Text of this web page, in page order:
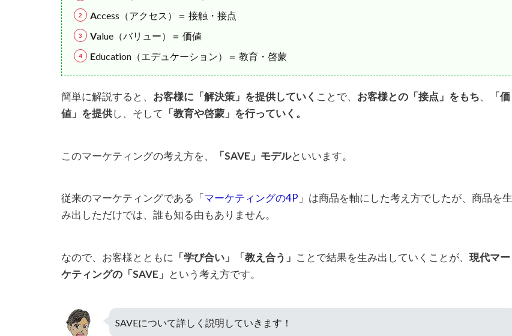
Access（アクセス）＝ 接触・接点
Value（バリュー）＝ 価値
Education（エデュケーション）＝ 教育・啓蒙
簡単に解説すると、 お客様に「解決策」を提供していく ことで、 お客様との「接点」をもち、
「価
値」を提供し、そして 「教育や啓蒙」を行っていく。
このマーケティングの考え方を、 「SAVE」モデルといいます。
従来のマーケティングである「マーケティングの4P 」は商品を軸にした考え方でしたが、商品を生
み出しただけでは、誰も知る由もありません。
なので、お客様とともに 「学び合い」「教え合う」 ことで結果を生み出していくことが、 現代マー
ケティングの「SAVE」 という考え方です。
SAVEについて詳しく説明していきます！